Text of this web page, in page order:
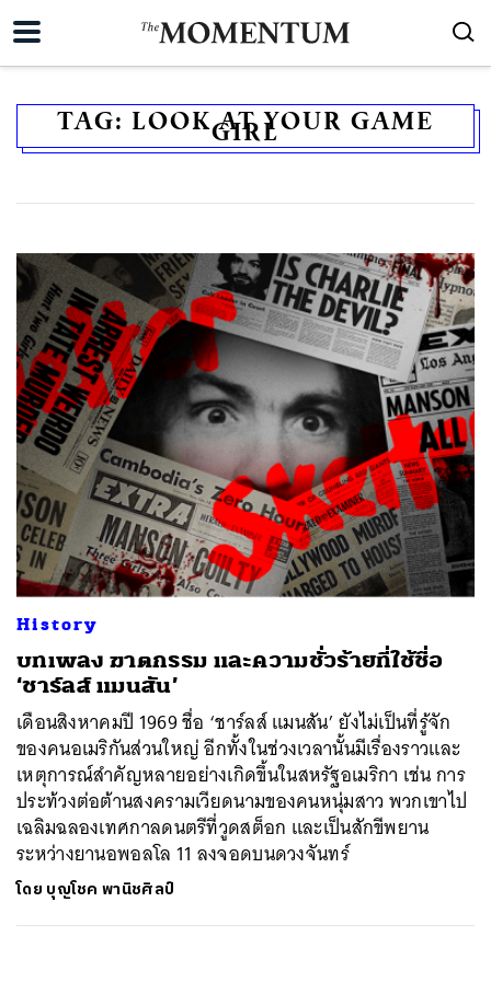
TAG: LOOK AT YOUR GAME
GIRL
History
บทเพลง ฆาตกรรม และความชั่วร้ายที่ใช้ชื่อ
‘ชาร์ลส์ แมนสัน’
เดือนสิงหาคมปี 1969 ชื่อ ‘ชาร์ลส์ แมนสัน’ ยังไม่เป็นที่รู้จัก
ของคนอเมริกันส่วนใหญ่ อีกทั้งในช่วงเวลานั้นมีเรื่องราวและ
เหตุการณ์สำคัญหลายอย่างเกิดขึ้นในสหรัฐอเมริกา เช่น การ
ประท้วงต่อต้านสงครามเวียดนามของคนหนุ่มสาว พวกเขาไป
เฉลิมฉลองเทศกาลดนตรีที่วูดสต็อก และเป็นสักขีพยาน
ระหว่างยานอพอลโล 11 ลงจอดบนดวงจันทร์
โดย บุญโชค พานิชศิลป์
ค้นหา